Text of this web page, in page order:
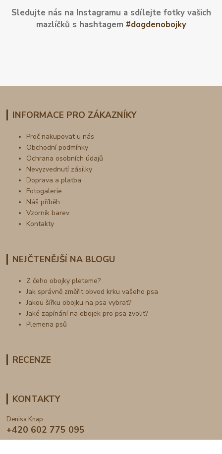
Sledujte nás na Instagramu a sdílejte fotky vašich
mazlíčků s hashtagem #dogdenobojky
INFORMACE PRO ZÁKAZNÍKY
Proč nakupovat u nás
Obchodní podmínky
Ochrana osobních údajů
Nevyzvednutí zásilky
Doprava a platba
Fotogalerie
Náš příběh
Vzorník barev
Kontakty
NEJČTENĚJŠÍ NA BLOGU
Z čeho obojky pleteme?
Jak správně změřit obvod krku vašeho psa
Jakou šířku obojku na psa vybrat?
Jaké zapínání na obojek pro psa zvolit?
Plemena psů
RECENZE
KONTAKTY
Denisa Knap
+420 602 775 095